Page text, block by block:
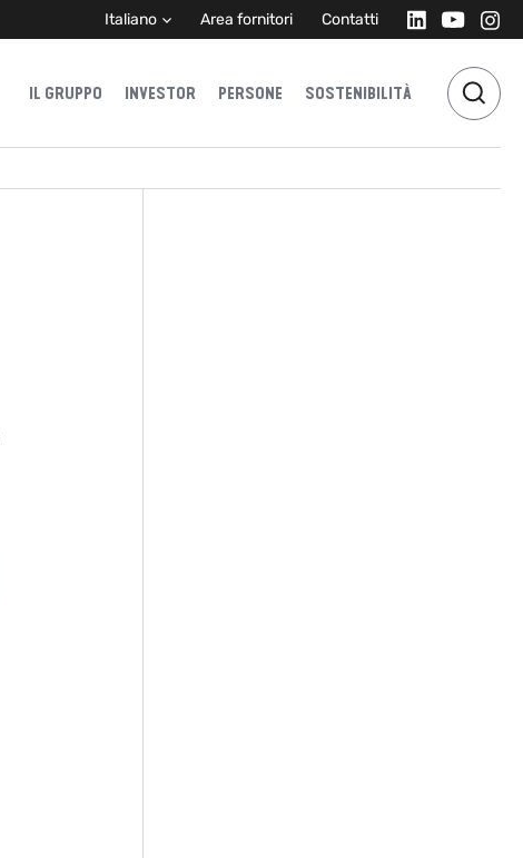
Italiano Area fornitori Contatti
IL GRUPPO INVESTOR PERSONE SOSTENIBILITÀ